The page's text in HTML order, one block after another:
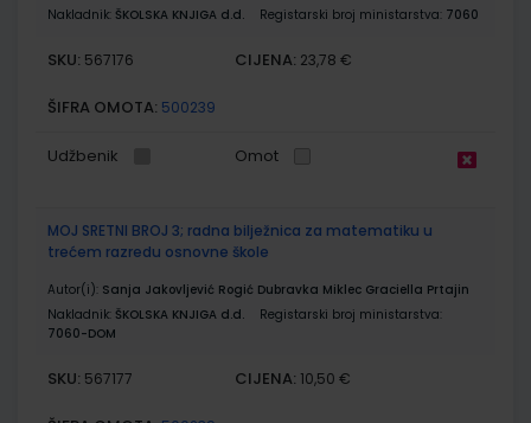
Nakladnik: ŠKOLSKA KNJIGA d.d. Registarski broj ministarstva: 7060
SKU: 567176 CIJENA: 23,78 €
ŠIFRA OMOTA: 500239
Udžbenik Omot
MOJ SRETNI BROJ 3; radna bilježnica za matematiku u
trećem razredu osnovne škole
Autor(i): Sanja Jakovljević Rogić Dubravka Miklec Graciella Prtajin
Nakladnik: ŠKOLSKA KNJIGA d.d.
Registarski broj ministarstva:
7060-DOM
SKU: 567177 CIJENA: 10,50 €